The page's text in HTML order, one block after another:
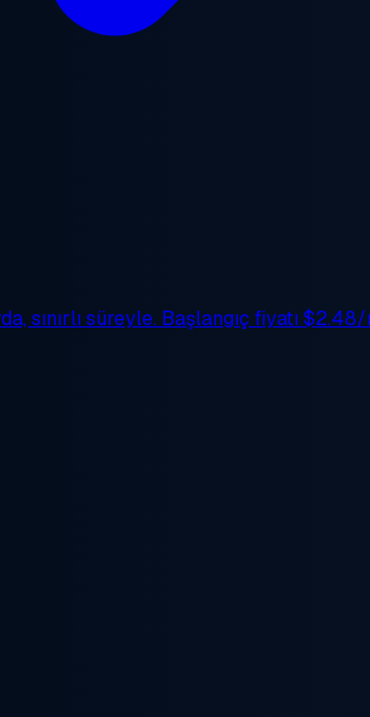
sınırlı süreyle. Başlangıç fiyatı $2.48/